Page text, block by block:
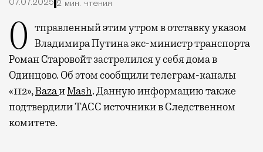
07.07.2025 2 мин. чтения
Отправленный этим утром в отставку указом Владимира Путина экс-министр транспорта
Роман Старовойт застрелился у себя дома в
Одинцово. Об этом сообщили телеграм-каналы
«112»,BazaиMash. Данную информацию также
подтвердили ТАСС источники в Следственном
комитете.